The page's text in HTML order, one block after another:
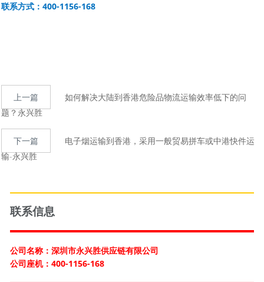
联系方式：400-1156-168
上一篇
如何解决大陆到香港危险品物流运输效率低下的问
题？永兴胜
下一篇
电子烟运输到香港，采用一般贸易拼车或中港快件运
输-永兴胜
联系信息
公司名称：深圳市永兴胜供应链有限公司
公司座机：400-1156-168